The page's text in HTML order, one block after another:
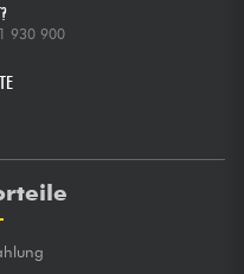
930 900